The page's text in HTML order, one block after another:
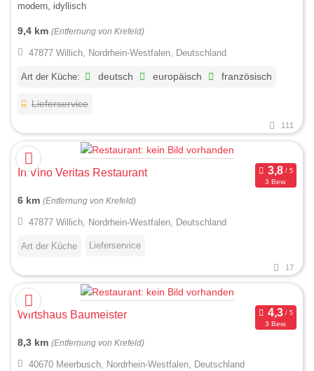
modern, idyllisch
9,4 km (Entfernung von Krefeld)
47877 Willich, Nordrhein-Westfalen, Deutschland
Art der Küche: deutsch europäisch französisch
Lieferservice
111
In Vino Veritas Restaurant
3 Bew.
6 km (Entfernung von Krefeld)
47877 Willich, Nordrhein-Westfalen, Deutschland
Art der Küche Lieferservice
17
Wirtshaus Baumeister
3 Bew.
8,3 km (Entfernung von Krefeld)
40670 Meerbusch, Nordrhein-Westfalen, Deutschland